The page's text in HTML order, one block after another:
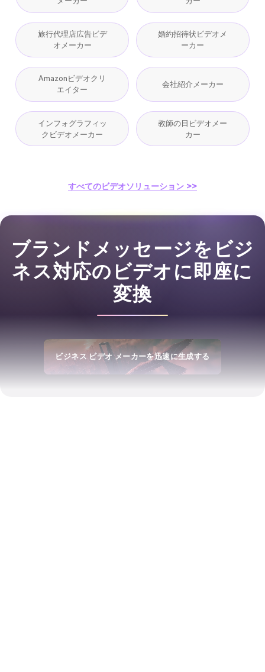
旅行代理店広告ビデ
オメーカー
婚約招待状ビデオメ
ーカー
Amazonビデオクリ
エイター
会社紹介メーカー
インフォグラフィッ
クビデオメーカー
教師の日ビデオメー
カー
すべてのビデオソリューション >>
ブランドメッセージをビジ
ネス対応のビデオに即座に
変換
ビジネス ビデオ メーカーを迅速に生成する